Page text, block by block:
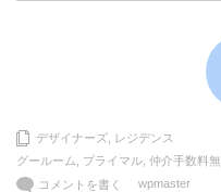
デザイナーズ レジデンス
グールーム
プライマル 仲介手数料
コメントを書く
wpmaster